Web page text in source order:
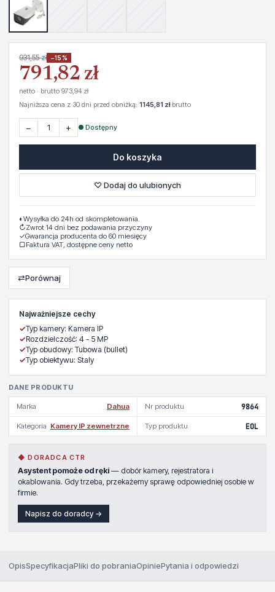
Najważniejsze cechy
✓Typ kamery: Kamera IP
✓Rozdzielczość: 4 - 5 MP
✓Typ obudowy: Tubowa (bullet)
✓Typ obiektywu: Staly
DANE PRODUKTU
Marka Dahua Nr produktu 9864
Kategoria Kamery IP zewnetrzne Typ produktu EOL
◆ DORADCA CTR
Asystent pomoże od ręki — dobór kamery, rejestratora i
okablowania. Gdy trzeba, przekażemy sprawę odpowiedniej osobie w
firmie.
Napisz do doradcy →
931,55 zł −15%
791,82 zł
netto · brutto 973,94 zł
Najniższa cena z 30 dni przed obniżką: 1145,81 złbrutto
− + ● Dostępny
Do koszyka
♡ Dodaj do ulubionych
◐ Wysyłka do 24h od skompletowania.
↻Zwrot 14 dni bez podawania przyczyny
✓Gwarancja producenta do 60 miesięcy
▢Faktura VAT, dostępne ceny netto
⇄Porównaj
OpisSpecyfikacjaPliki do pobraniaOpiniePytania i odpowiedzi